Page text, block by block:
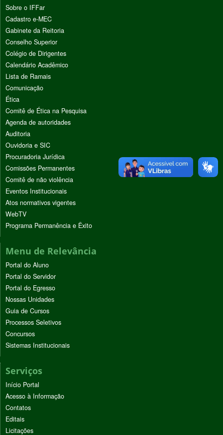
Sobre o IFFar
Cadastro e-MEC
Gabinete da Reitoria
Conselho Superior
Colégio de Dirigentes
Calendário Acadêmico
Lista de Ramais
Comunicação
Ética
Comitê de Ética na Pesquisa
Agenda de autoridades
Auditoria
Ouvidoria e SIC
Procuradoria Jurídica
Comissões Permanentes
Comitê de não violência
Eventos Institucionais
Atos normativos vigentes
WebTV
Programa Permanência e Êxito
Menu de Relevância
Portal do Aluno
Portal do Servidor
Portal do Egresso
Nossas Unidades
Guia de Cursos
Processos Seletivos
Concursos
Sistemas Institucionais
Serviços
Início Portal
Acesso à Informação
Contatos
Editais
Licitações